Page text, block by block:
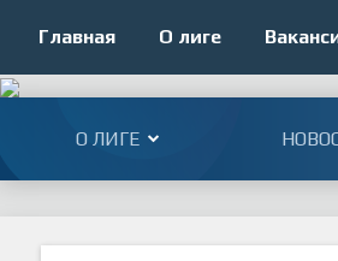
Главная О лиге
О ЛИГЕ